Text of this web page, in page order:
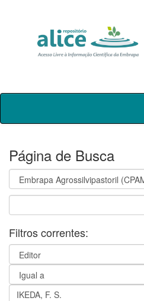
Skip
Página de Busca
Filtros correntes: